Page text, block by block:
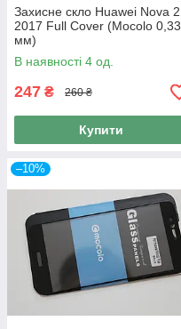
Захисне скло Huawei Nova 2
2017 Full Cover (Mocolo 0,33
мм)
В наявності 4 од.
247 ₴ 260 ₴
Купити
–10%